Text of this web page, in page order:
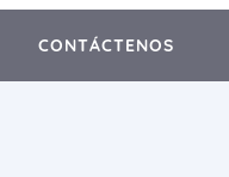
CONTÁCTENOS